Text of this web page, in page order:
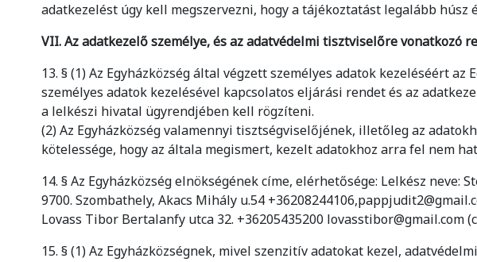
adatkezelést úgy kell megszervezni, hogy a tájékoztatást legalább
VII. Az adatkezelő személye, és az adatvédelmi tisztviselőre vonatkozó
13. § (1) Az Egyházközség által végzett személyes adatok kezeléséért
személyes adatok kezelésével kapcsolatos eljárási rendet és az
a lelkészi hivatal ügyrendjében kell rögzíteni.
(2) Az Egyházközség valamennyi tisztségviselőjének, illetőleg az
kötelessége, hogy az általa megismert, kezelt adatokhoz arra fel nem
14. § Az Egyházközség elnökségének címe, elérhetősége: Lelkész neve:
9700. Szombathely, Akacs Mihály u.54
Lovass Tibor Bertalanfy utca 32. +36205435200 lovasstibor@gmail.com
15. § (1) Az Egyházközségnek, mivel szenzitív adatokat kezel,